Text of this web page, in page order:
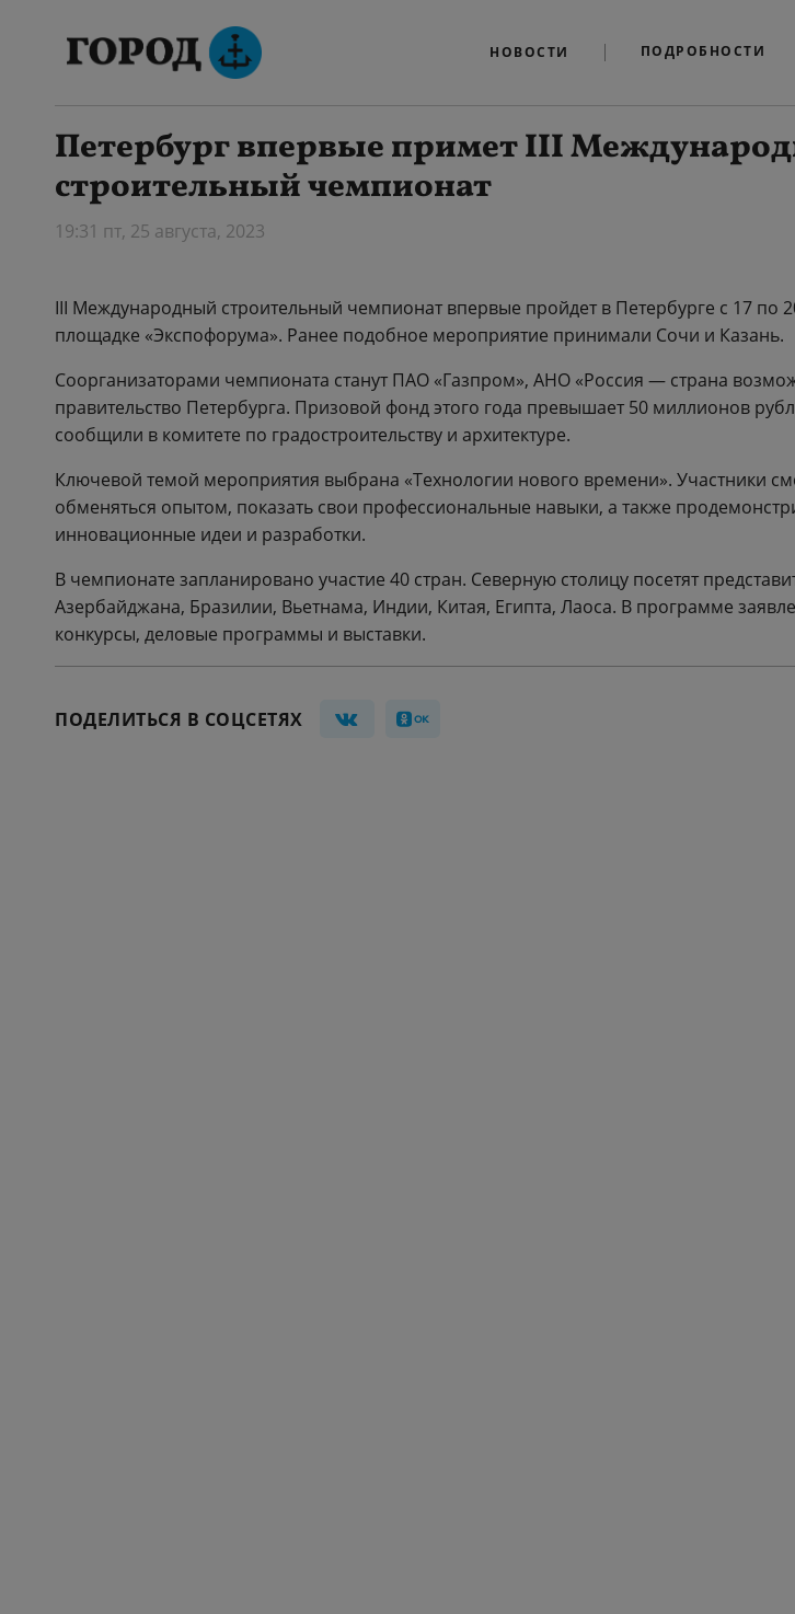
НОВОСТИ ПОДРОБНОСТИ
Петербург впервые примет III
строительный чемпионат
19:31 пт, 25 августа, 2023
III Международный строительный чемпионат впервые пройдет в Петербурге с 17 по
площадке «Экспофорума». Ранее подобное мероприятие принимали Сочи и Казань.
Соорганизаторами чемпионата станут ПАО «Газпром», АНО «Россия — страна
правительство Петербурга. Призовой фонд этого года превышает 50 миллионов
сообщили в комитете по градостроительству и архитектуре.
Ключевой темой мероприятия выбрана «Технологии нового времени». Участники
обменяться опытом, показать свои профессиональные навыки, а также
инновационные идеи и разработки.
В чемпионате запланировано участие 40 стран. Северную столицу посетят
Азербайджана, Бразилии, Вьетнама, Индии, Китая, Египта, Лаоса. В программе
конкурсы, деловые программы и выставки.
ПОДЕЛИТЬСЯ В СОЦСЕТЯХ